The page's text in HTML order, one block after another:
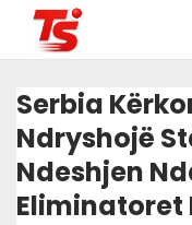
Serbia
Ndryshojë
Ndeshjen
Eliminatoret